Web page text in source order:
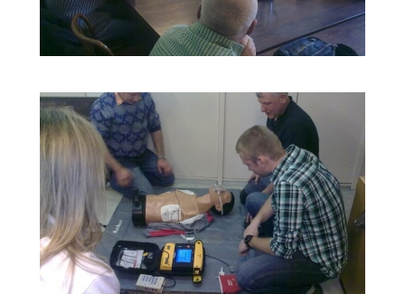
AKTIVITY PRO SENIORY
PROGRAMY PRO ŠKOLY
VIDEO
KONTAKT
ŠKOLENÍ LIFEPACK 2011_4